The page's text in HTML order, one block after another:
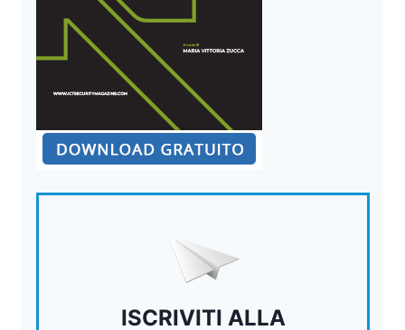
ISCRIVITI ALLA